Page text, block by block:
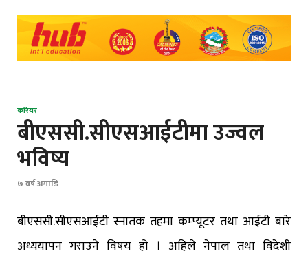
करियर
बीएससी.सीएसआईटीमा उज्वल
भविष्य
७ वर्ष अगाडि
बीएससी.सीएसआईटी स्नातक तहमा कम्प्यूटर तथा आईटी बारे
अध्ययापन गराउने विषय हो । अहिले नेपाल तथा विदेशी